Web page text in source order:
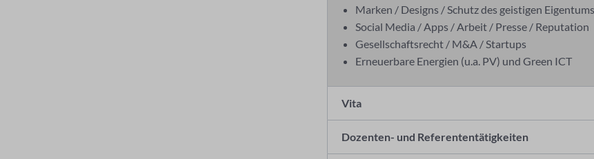
Marken / Designs / Schutz des geistigen
Social Media / Apps / Arbeit / Presse / Reputation
Gesellschaftsrecht / M&A / Startups
Erneuerbare Energien (u.a. PV) und Green ICT
Vita
Dozenten- und Referententätigkeiten